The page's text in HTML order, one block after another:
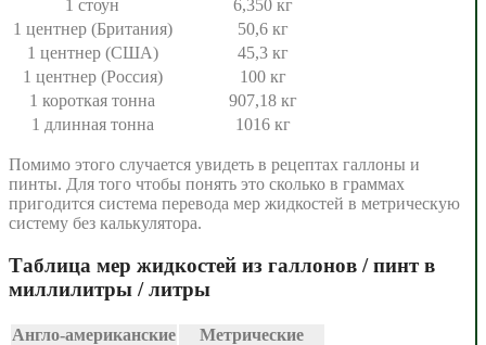
1 стоун
6,350 кг
1 центнер (Британия)
50,6 кг
1 центнер (США)
45,3 кг
1 центнер (Россия)
100 кг
1 короткая тонна
907,18 кг
1 длинная тонна
1016 кг
Помимо этого случается увидеть в рецептах галлоны и
пинты. Для того чтобы понять это сколько в граммах
пригодится система перевода мер жидкостей в метрическую
систему без калькулятора.
Таблица мер жидкостей из галлонов / пинт в
миллилитры / литры
Англо-американские
Метрические